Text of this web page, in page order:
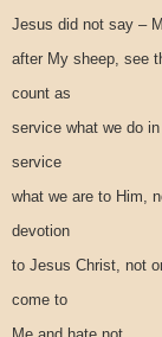
Jesus did not say –
after My sheep, see
count as
service what we do
service
what we are to Him,
devotion
to Jesus Christ, not
come to